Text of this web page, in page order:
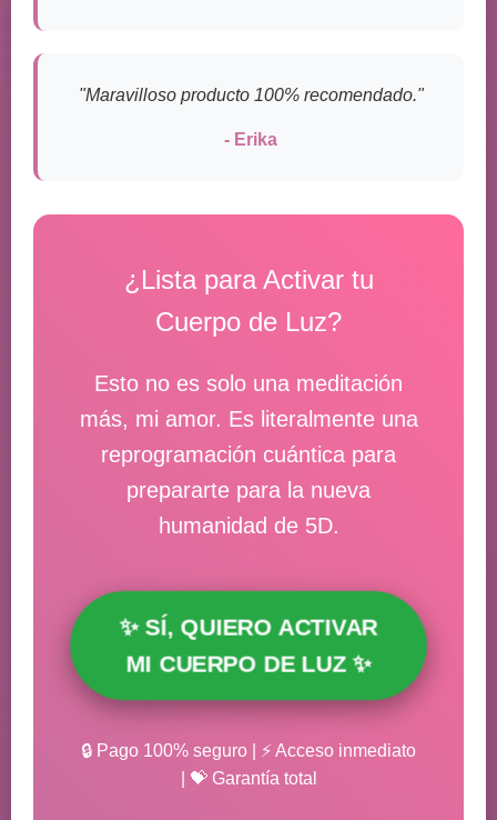
"Maravilloso producto 100% recomendado."
- Erika
¿Lista para Activar tu
Cuerpo de Luz?
Esto no es solo una meditación
más, mi amor. Es literalmente una
reprogramación cuántica para
prepararte para la nueva
humanidad de 5D.
✨ SÍ, QUIERO ACTIVAR
MI CUERPO DE LUZ ✨
🔒 Pago 100% seguro | ⚡ Acceso inmediato
| 💝 Garantía total